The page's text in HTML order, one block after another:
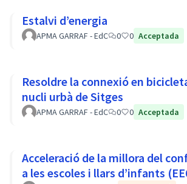
Estalvi d’energia
APMA GARRAF - EdC 0 0 Acceptada
Resoldre la connexió en
nucli urbà de Sitges
APMA GARRAF - EdC 0 0 Acceptada
Acceleració de la millora del
a les escoles i llars d’infants